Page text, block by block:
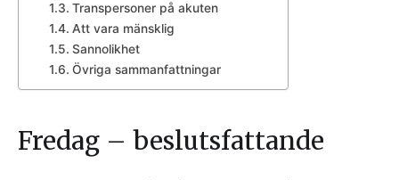
Transpersoner på akuten
Att vara mänsklig
Sannolikhet
Övriga sammanfattningar
Fredag – beslutsfattande